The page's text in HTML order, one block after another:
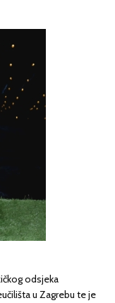
odsjeka
u Zagrebu te je